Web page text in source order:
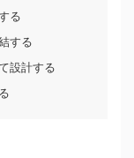
る
する
設計する